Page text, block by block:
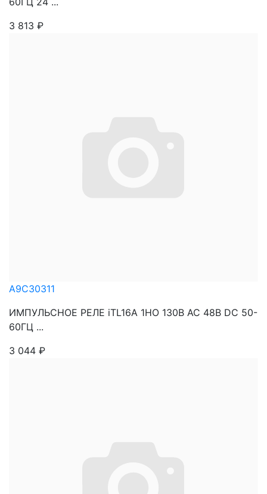
3 813 ₽
A9C30311
ИМПУЛЬСНОЕ РЕЛЕ iTL16A 1НО 130В АС 48В DC 50-
60ГЦ ...
3 044 ₽